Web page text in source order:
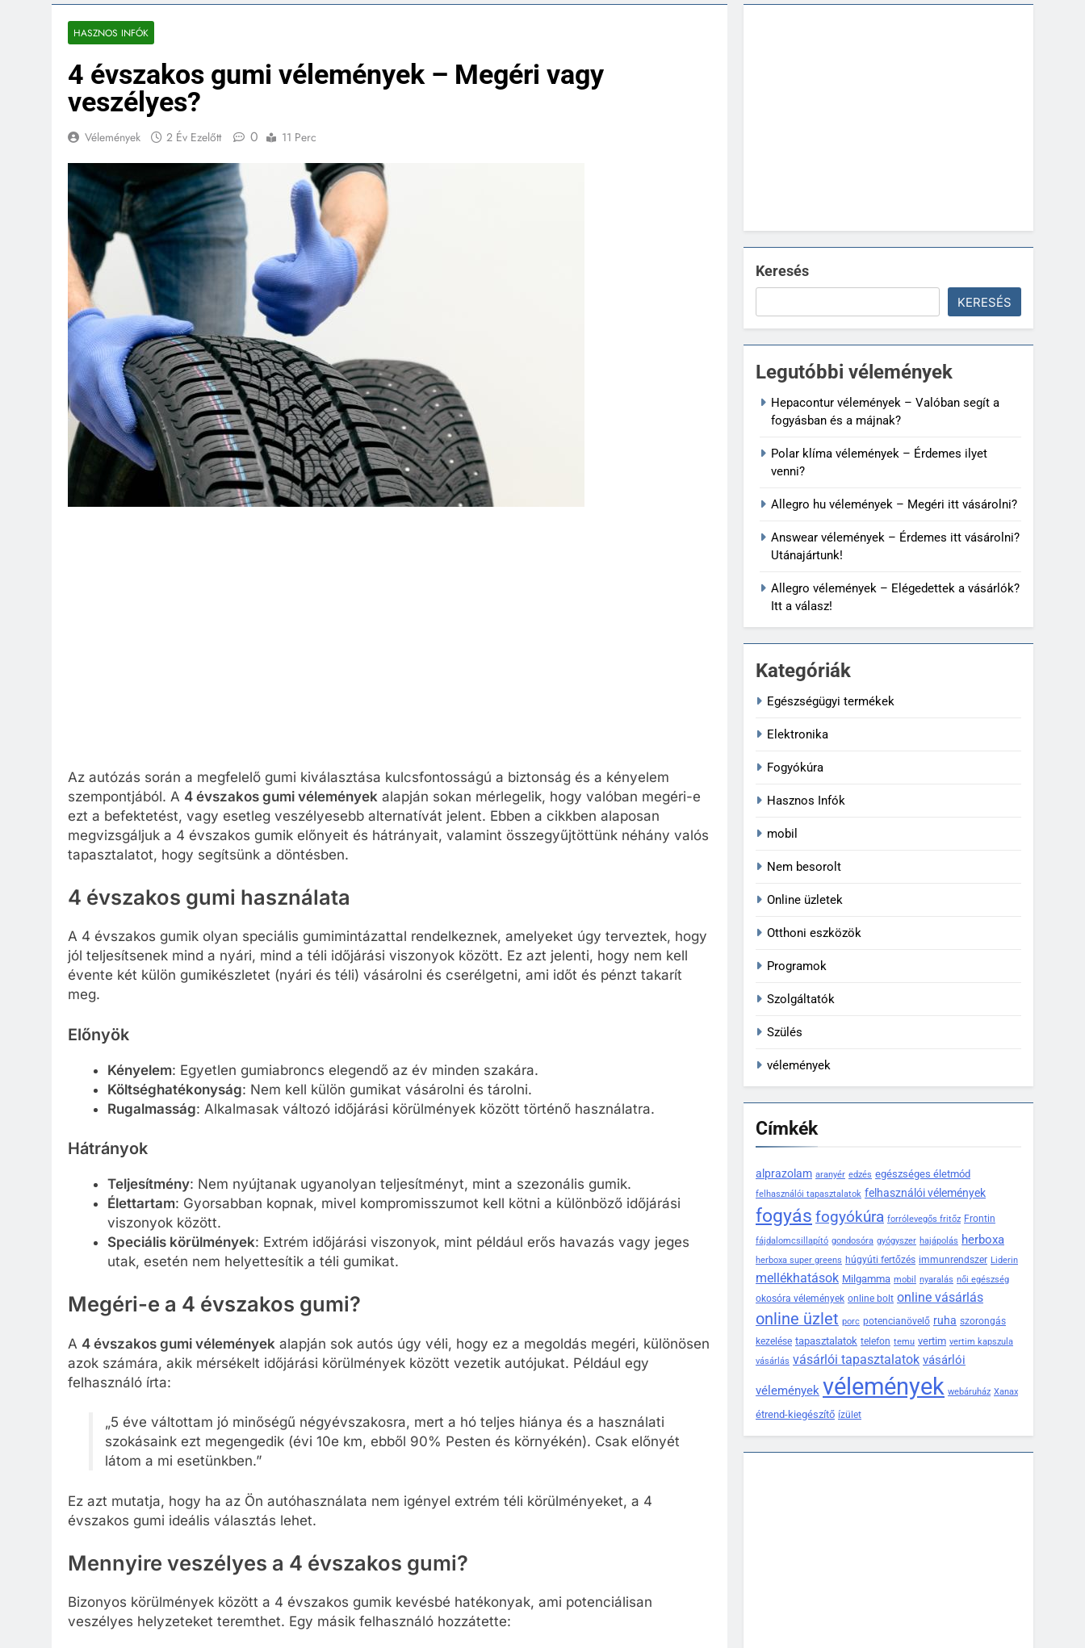
HASZNOS INFÓK
4 évszakos gumi vélemények – Megéri vagy
veszélyes?
Vélemények 2 Év Ezelőtt 0 11 Perc
Az autózás során a megfelelő gumi kiválasztása kulcsfontosságú a biztonság és a kényelem
szempontjából. A 4 évszakos gumi vélemények alapján sokan mérlegelik, hogy valóban megéri-e
ezt a befektetést, vagy esetleg veszélyesebb alternatívát jelent. Ebben a cikkben alaposan
megvizsgáljuk a 4 évszakos gumik előnyeit és hátrányait, valamint összegyűjtöttünk néhány valós
tapasztalatot, hogy segítsünk a döntésben.
4 évszakos gumi használata
A 4 évszakos gumik olyan speciális gumimintázattal rendelkeznek, amelyeket úgy terveztek, hogy
jól teljesítsenek mind a nyári, mind a téli időjárási viszonyok között. Ez azt jelenti, hogy nem kell
évente két külön gumikészletet (nyári és téli) vásárolni és cserélgetni, ami időt és pénzt takarít
meg.
Előnyök
Kényelem: Egyetlen gumiabroncs elegendő az év minden szakára.
Költséghatékonyság: Nem kell külön gumikat vásárolni és tárolni.
Rugalmasság: Alkalmasak változó időjárási körülmények között történő használatra.
Hátrányok
Teljesítmény: Nem nyújtanak ugyanolyan teljesítményt, mint a szezonális gumik.
Élettartam: Gyorsabban kopnak, mivel kompromisszumot kell kötni a különböző időjárási
viszonyok között.
Speciális körülmények: Extrém időjárási viszonyok, mint például erős havazás vagy jeges
utak, esetén nem helyettesítik a téli gumikat.
Megéri-e a 4 évszakos gumi?
A 4 évszakos gumi vélemények alapján sok autós úgy véli, hogy ez a megoldás megéri, különösen
azok számára, akik mérsékelt időjárási körülmények között vezetik autójukat. Például egy
felhasználó írta:
„5 éve váltottam jó minőségű négyévszakosra, mert a hó teljes hiánya és a használati
szokásaink ezt megengedik (évi 10e km, ebből 90% Pesten és környékén). Csak előnyét
látom a mi esetünkben.”
Ez azt mutatja, hogy ha az Ön autóhasználata nem igényel extrém téli körülményeket, a 4
évszakos gumi ideális választás lehet.
Mennyire veszélyes a 4 évszakos gumi?
Bizonyos körülmények között a 4 évszakos gumik kevésbé hatékonyak, ami potenciálisan
veszélyes helyzeteket teremthet. Egy másik felhasználó hozzátette:
Keresés
KERESÉS
Legutóbbi vélemények
Hepacontur vélemények – Valóban segít a
fogyásban és a májnak?
Polar klíma vélemények – Érdemes ilyet
venni?
Allegro hu vélemények – Megéri itt vásárolni?
Answear vélemények – Érdemes itt vásárolni?
Utánajártunk!
Allegro vélemények – Elégedettek a vásárlók?
Itt a válasz!
Kategóriák
Egészségügyi termékek
Elektronika
Fogyókúra
Hasznos Infók
mobil
Nem besorolt
Online üzletek
Otthoni eszközök
Programok
Szolgáltatók
Szülés
vélemények
Címkék
alprazolam aranyér edzés egészséges életmód
felhasználói tapasztalatok felhasználói vélemények
fogyás fogyókúra forrólevegős fritőz Frontin
fájdalomcsillapító gondosóra gyógyszer hajápolás herboxa
herboxa super greens húgyúti fertőzés immunrendszer Liderin
mellékhatások Milgamma mobil nyaralás női egészség
okosóra vélemények online bolt online vásárlás
online üzlet porc potencianövelő ruha szorongás
kezelése tapasztalatok telefon temu vertim vertim kapszula
vásárlás vásárlói tapasztalatok vásárlói
vélemények vélemények webáruház Xanax
étrend-kiegészítő ízület